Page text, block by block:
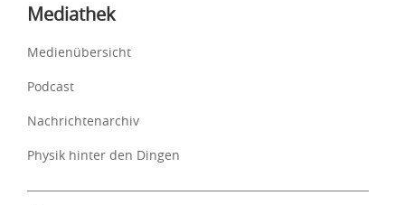
Mediathek
Medienübersicht
Podcast
Nachrichtenarchiv
Physik hinter den Dingen